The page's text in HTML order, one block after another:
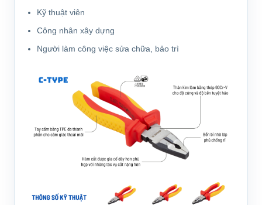
Kỹ thuật viên
Công nhân xây dựng
Người làm công việc sửa chữa, bảo trì